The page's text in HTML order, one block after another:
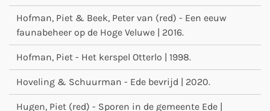
Hofman, Piet & Beek, Peter van (red) - Een eeuw
faunabeheer op de Hoge Veluwe | 2016.
Hofman, Piet - Het kerspel Otterlo | 1998.
Hoveling & Schuurman - Ede bevrijd | 2020.
Hugen, Piet (red) - Sporen in de gemeente Ede |